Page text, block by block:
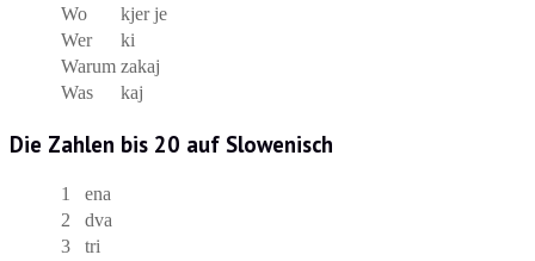
Wo
kjer je
Wer
ki
Warum zakaj
Was
kaj
Die Zahlen bis 20 auf Slowenisch
1
ena
2
dva
3
tri